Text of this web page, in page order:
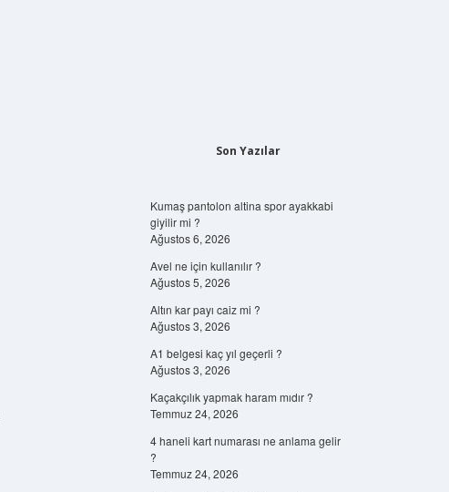
Son Yazılar
Kumaş pantolon altina spor ayakkabi
giyilir mi ?
Ağustos 6, 2026
Avel ne için kullanılır ?
Ağustos 5, 2026
Altın kar payı caiz mi ?
Ağustos 3, 2026
A1 belgesi kaç yıl geçerli ?
Ağustos 3, 2026
Kaçakçılık yapmak haram mıdır ?
Temmuz 24, 2026
4 haneli kart numarası ne anlama gelir
?
Temmuz 24, 2026